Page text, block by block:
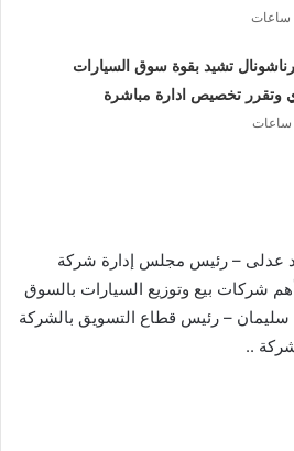
تشيد بقوة سوق السيارات
وتقرر تخصيص ادارة مباشرة
عدلى – رئيس مجلس إدارة شركة
شركات بيع وتوزيع السيارات بالسوق
سليمان – رئيس قطاع التسويق بالشركة
..